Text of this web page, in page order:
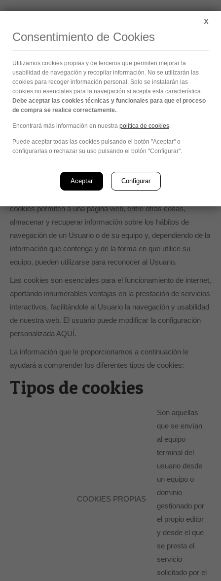
Buscar:
Política de Cookies
Estás aquí:
Conforme a lo dispuesto en el artículo 22.2 de la Ley 34/2002,
de 11 de julio, de Servicios de la Sociedad de la Información y
de Comercio Electrónico (LSSI-CE) vigente, AISLANTES
AISLANAT SL debe cumplir con la obligación de informar
Este sitio web utiliza cookies y/o tecnologías similares que
cookies permiten a una página web, entre otras cosas,
almacenar y recuperar información sobre los hábitos de
navegación de un Usuario o de su equipo y, dependiendo de la
información que contenga y de la forma en que utilice su
equipo, pueden utilizarse para reconocer al Usuario.
Las cookies son esenciales para el funcionamiento de internet,
aportando innumerables ventajas en la prestación de servicios
interactivos, facilitándole al Usuario la navegación y usabilidad
de nuestra web. El usuario puede modificar la configuración
personalizada AQUÍ.
La información que le proporcionamos a continuación le
ayudará a comprender los diferentes tipos de cookies:
Tipos de cookies
COOKIES PROPIAS
Son aquellas
que se envían
al equipo
terminal del
usuario desde
un equipo o
dominio
gestionado por
el propio editor
y desde el que
se presta el
servicio
solicitado por el
X
Consentimiento de Cookies
Utilizamos cookies propias y de terceros que permiten mejorar la
usabilidad de navegación y recopilar información. No se utilizarán las
cookies para recoger información personal. Solo se instalarán las
cookies no esenciales para la navegación si acepta esta característica.
Debe aceptar las cookies técnicas y funcionales para que el proceso
de compra se realice correctamente.
Encontrará más información en nuestra política de cookies.
Puede aceptar todas las cookies pulsando el botón "Aceptar" o
configurarlas o rechazar su uso pulsando el botón "Configurar".
Aceptar Configurar